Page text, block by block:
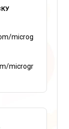
microg
microgr